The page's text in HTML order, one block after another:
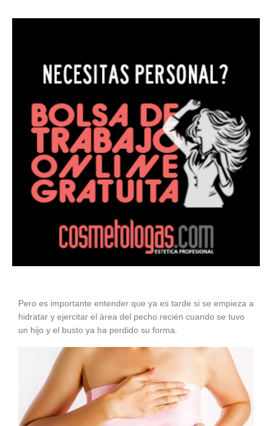
Pero es importante entender que ya es tarde si se empieza a
hidratar y ejercitar el área del pecho recién cuando se tuvo
un hijo y el busto ya ha perdido su forma.